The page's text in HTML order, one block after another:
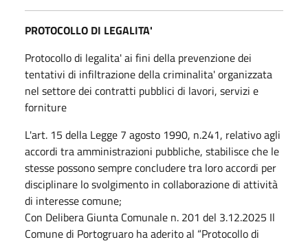
PROTOCOLLO DI LEGALITA'
Protocollo di legalita' ai fini della prevenzione dei
tentativi di infiltrazione della criminalita' organizzata
nel settore dei contratti pubblici di lavori, servizi e
forniture
L'art. 15 della Legge 7 agosto 1990, n.241, relativo agli
accordi tra amministrazioni pubbliche, stabilisce che le
stesse possono sempre concludere tra loro accordi per
disciplinare lo svolgimento in collaborazione di attività
di interesse comune;
Con Delibera Giunta Comunale n. 201 del 3.12.2025 Il
Comune di Portogruaro ha aderito al “Protocollo di